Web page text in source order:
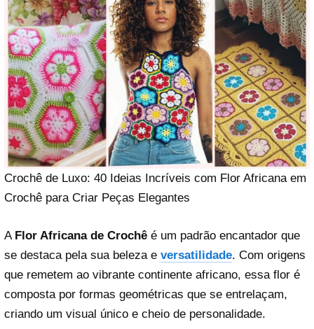
Crochê de Luxo: 40 Ideias Incríveis com Flor Africana em
Crochê para Criar Peças Elegantes
A Flor Africana de Crochê é um padrão encantador que
se destaca pela sua beleza e versatilidade. Com origens
que remetem ao vibrante continente africano, essa flor é
composta por formas geométricas que se entrelaçam,
criando um visual único e cheio de personalidade.